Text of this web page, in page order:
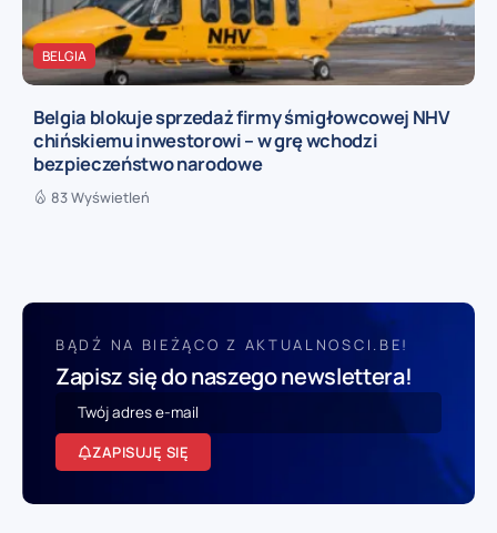
BELGIA
Belgia blokuje sprzedaż firmy śmigłowcowej NHV
chińskiemu inwestorowi – w grę wchodzi
bezpieczeństwo narodowe
83 Wyświetleń
BĄDŹ NA BIEŻĄCO Z AKTUALNOSCI.BE!
Zapisz się do naszego newslettera!
ZAPISUJĘ SIĘ